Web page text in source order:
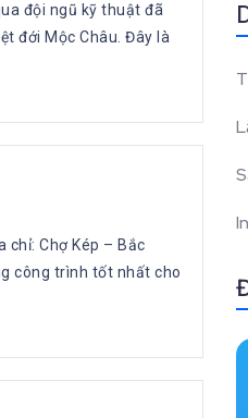
đội ngũ kỹ thuật đã
đới Mộc Châu. Đây là
Chợ Kép – Bắc
công trình tốt nhất cho